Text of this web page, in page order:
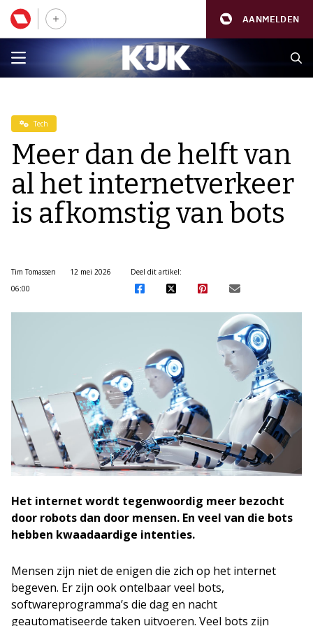
AANMELDEN
Tech
Meer dan de helft van
al het internetverkeer
is afkomstig van bots
Tim Tomassen
12 mei 2026
06:00
Deel dit artikel:
Het internet wordt tegenwoordig meer bezocht
door robots dan door mensen. En veel van die bots
hebben kwaadaardige intenties.
Mensen zijn niet de enigen die zich op het internet
begeven. Er zijn ook ontelbaar veel bots,
softwareprogramma’s die dag en nacht
geautomatiseerde taken uitvoeren. Veel bots zijn